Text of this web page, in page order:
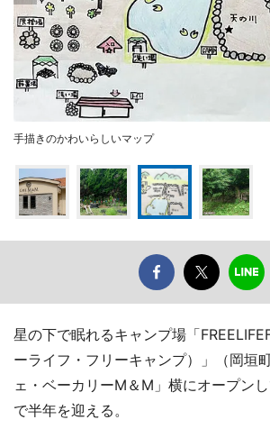
手描きのかわいらしいマップ
星の下で眠れるキャンプ場「
ーライフ・フリーキャンプ）」（岡垣
ェ・ベーカリーM＆M」横にオープン
で半年を迎える。